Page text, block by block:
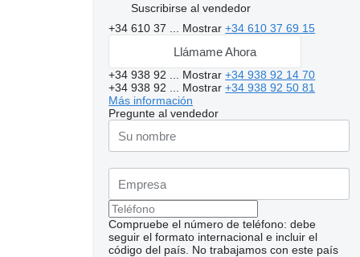
Suscribirse al vendedor
+34 610 37 ... Mostrar+34 610 37 69 15
Llámame Ahora
+34 938 92 ... Mostrar+34 938 92 14 70
+34 938 92 ... Mostrar+34 938 92 50 81
Más información
Pregunte al vendedor
Compruebe el número de teléfono: debe
seguir el formato internacional e incluir el
código del país. No trabajamos con este país